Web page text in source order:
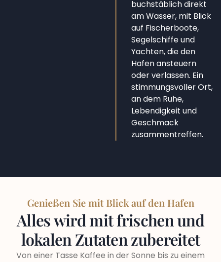
buchstäblich direkt
am Wasser, mit Blick
auf Fischerboote,
Segelschiffe und
Yachten, die den
Hafen ansteuern
oder verlassen. Ein
stimmungsvoller Ort,
an dem Ruhe,
Lebendigkeit und
Geschmack
zusammentreffen.
Genießen Sie mit Blick auf den Hafen
Alles wird mit frischen und
lokalen Zutaten zubereitet
Von einer Tasse Kaffee in der Sonne bis zu einem